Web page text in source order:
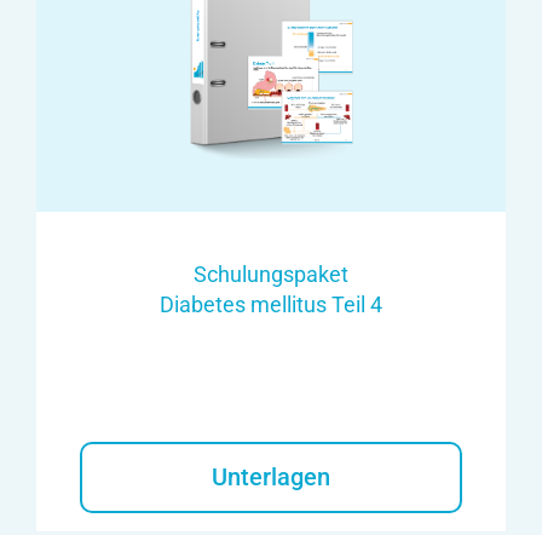
Schulungspaket
Diabetes mellitus Teil 4
Unterlagen